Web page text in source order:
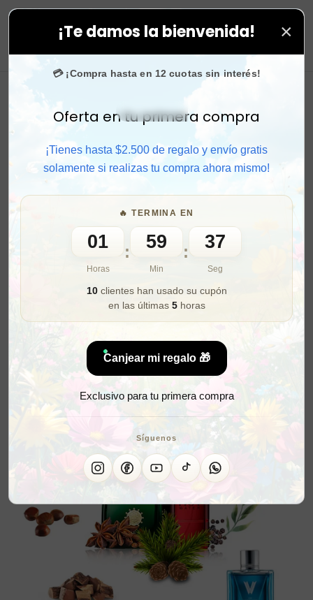
¡Te damos la bienvenida! ×
💳 ¡Compra hasta en 12 cuotas sin interés!
Activar sonido
Oferta en tu primera compra
¡Tienes hasta $2.500 de regalo y envío gratis
solamente si realizas tu compra ahora mismo!
🔥 TERMINA EN
01
Horas
: 59
Min
: 35
Seg
10clientes han usado su cupón
en las últimas 5horas
Canjear mi regalo 🎁
Exclusivo para tu primera compra
Síguenos
⚡ Compra rápido y aprovecha. 💙 +50.000